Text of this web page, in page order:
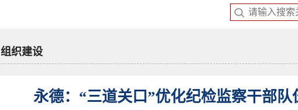
组织建设
永德：“三道关口”优化纪检监察干部队